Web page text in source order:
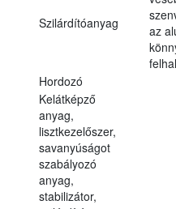
Szilárdítóanyag
az
Hordozó
Kelátképző
anyag,
lisztkezelőszer,
savanyúságot
szabályozó
anyag,
stabilizátor,